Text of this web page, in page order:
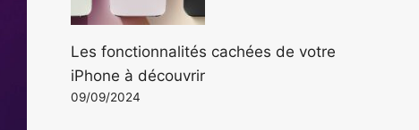
Les fonctionnalités cachées de votre
iPhone à découvrir
09/09/2024